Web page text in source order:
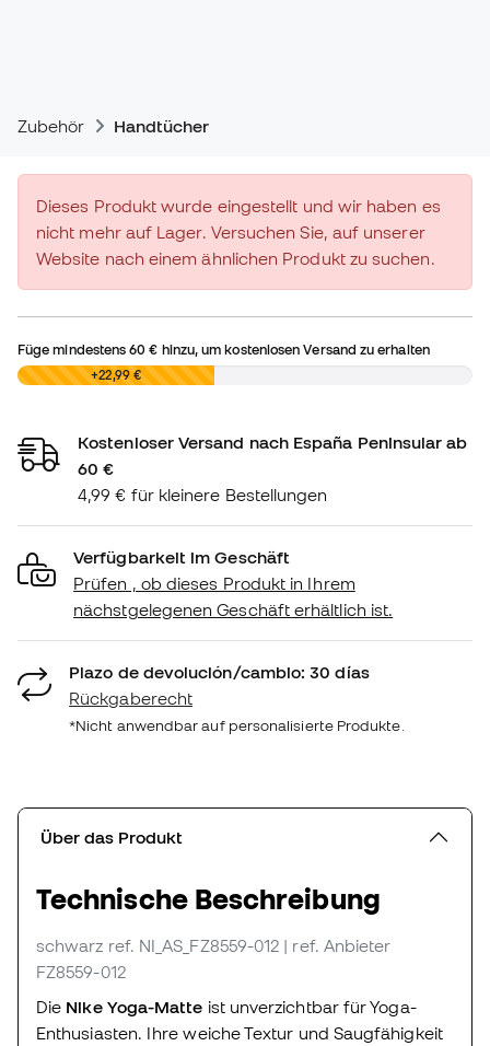
Zubehör Handtücher
Dieses Produkt wurde eingestellt und wir haben es
nicht mehr auf Lager. Versuchen Sie, auf unserer
Website nach einem ähnlichen Produkt zu suchen.
Füge mindestens60 € hinzu, um kostenlosen Versand zu erhalten
0,00 € +22,99 €
Kostenloser Versand nach España Peninsular ab
60 €
4,99 € für kleinere Bestellungen
Verfügbarkeit im Geschäft
Prüfen , ob dieses Produkt in Ihrem
nächstgelegenen Geschäft erhältlich ist.
Plazo de devolución/cambio: 30 días
Rückgaberecht
*Nicht anwendbar auf personalisierte Produkte.
Über das Produkt
Technische Beschreibung
schwarz ref. NI_AS_FZ8559-012 | ref. Anbieter
FZ8559-012
Die Nike Yoga-Matte ist unverzichtbar für Yoga-
Enthusiasten. Ihre weiche Textur und Saugfähigkeit